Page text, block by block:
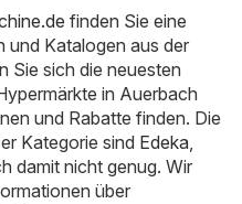
finden Sie eine
und Katalogen aus der
Sie sich die neuesten
in Auerbach
und Rabatte finden. Die
Kategorie sind Edeka,
damit nicht genug. Wir
über